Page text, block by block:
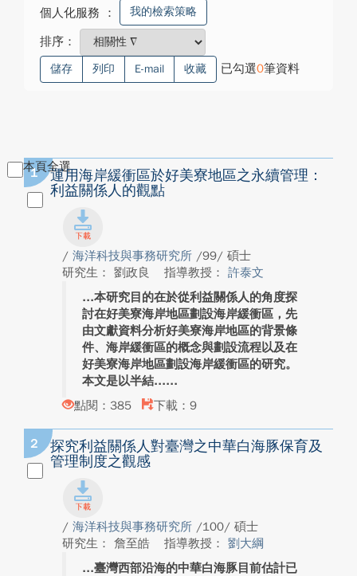
個人化服務 ： 我的檢索策略
排序：
儲存 列印 E-mail 收藏 已勾選0筆資料
本頁全選
1
運用海岸緩衝區於好美寮地區之永續管理：
利益關係人的觀點
/ 海洋科技與事務研究所 /99/ 碩士
研究生： 劉政良
指導教授： 許泰文
本研究目的在於從利益關係人的角度探
討在好美寮海岸地區劃設海岸緩衝區，先
由文獻資料分析好美寮海岸地區的背景條
件、海岸緩衝區的概念與劃設流程以及在
好美寮海岸地區劃設海岸緩衝區的研究。
本文是以半結...
點閱：385
下載：9
2
探究利益關係人對臺灣之中華白海豚保育及
管理制度之觀感
/ 海洋科技與事務研究所 /100/ 碩士
研究生： 詹至皓
指導教授： 劉大綱
臺灣西部沿海的中華白海豚目前估計已